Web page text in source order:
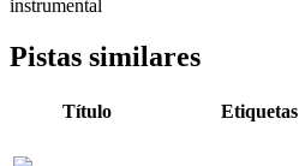
instrumental
Pistas similares
Título Etiquetas